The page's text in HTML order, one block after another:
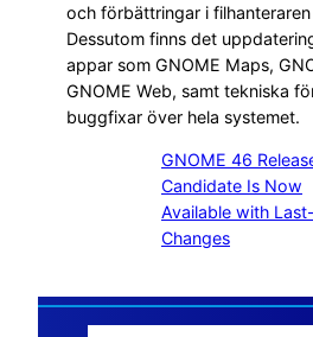
och förbättringar i filhanteraren
Dessutom finns det
appar som GNOME Maps,
GNOME Web, samt tekniska
buggfixar över hela systemet.
GNOME 46
Candidate Is Now
Available with
Changes